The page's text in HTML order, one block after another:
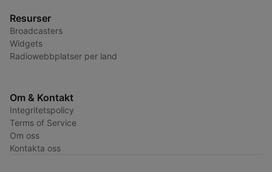
Resurser
Broadcasters
Widgets
Radiowebbplatser per land
Om & Kontakt
Integritetspolicy
Terms of Service
Om oss
Kontakta oss